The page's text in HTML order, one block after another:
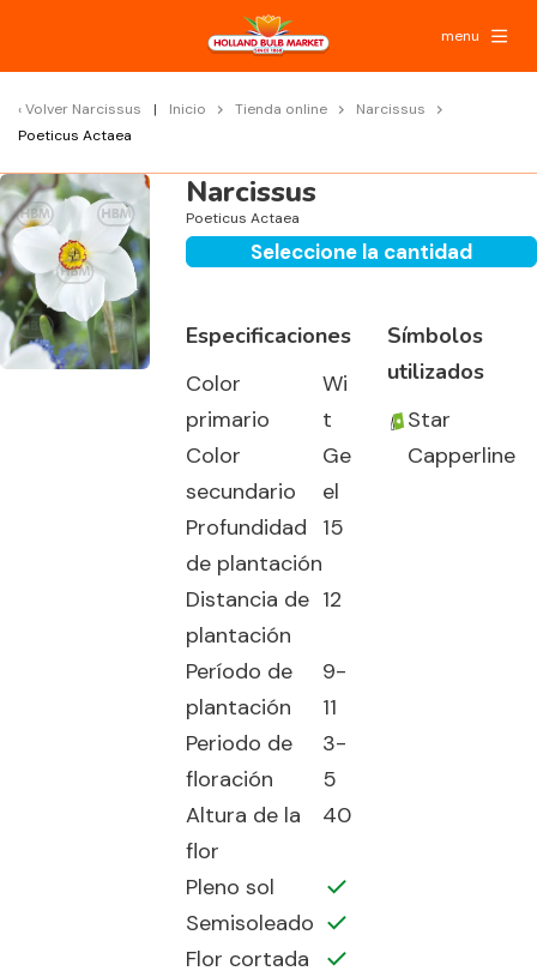
menu
Volver Narcissus Inicio Tienda online
Narcissus
Poeticus Actaea
Narcissus
Poeticus Actaea
Seleccione la cantidad
Especificaciones
Color
primario
Wi
t
Color
secundario
Ge
el
Profundidad
de plantación
15
Distancia de
plantación
12
Período de
plantación
9-
11
Periodo de
floración
3-
5
Altura de la
flor
40
Pleno sol
Semisoleado
Flor cortada
Símbolos
utilizados
Star
Capperline